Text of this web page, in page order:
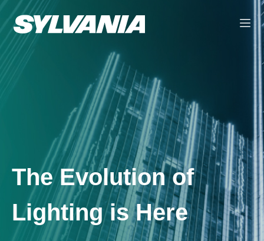
The Evolution of
Lighting is Here